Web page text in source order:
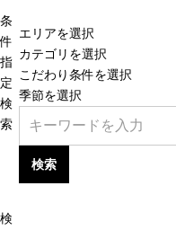
条
件
指
定
検
索
エリアを選択
カテゴリを選択
こだわり条件を選択
季節を選択
検索
検